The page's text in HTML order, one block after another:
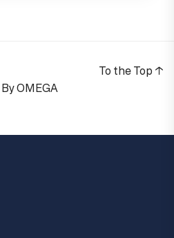
ByOMEGA
To the Top ↑